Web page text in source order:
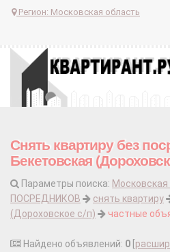
Регион: Московская область
Снять квартиру без
Бекетовская
Параметры поиска: Московская
ПОСРЕДНИКОВ
снять квартиру
(Дороховское с/п)
частные
Найдено объявлений: 0